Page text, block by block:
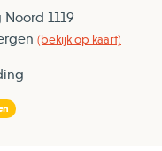
1119
(bekijk op kaart)